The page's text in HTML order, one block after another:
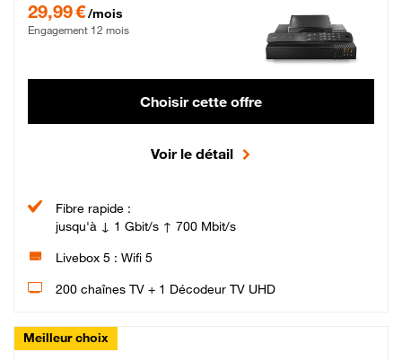
29,99 €/mois
Engagement 12 mois
Choisir cette offre
Voir le détail
Fibre rapide :
jusqu'à ↓ 1 Gbit/s ↑ 700 Mbit/s
Livebox 5 : Wifi 5
200 chaînes TV + 1 Décodeur TV UHD
Meilleur choix